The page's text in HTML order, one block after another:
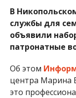
В
службы для
объявили
патронатные
Об этом
центра Марина
это